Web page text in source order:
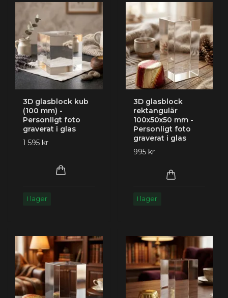
3D glasblock kub
(100 mm) -
Personligt foto
graverat i glas
1 595 kr
I lager
3D glasblock
rektangulär
100x50x50 mm -
Personligt foto
graverat i glas
995 kr
I lager